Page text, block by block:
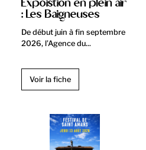
Expoistion en plein air
: Les Baigneuses
De début juin à fin septembre
2026, l’Agence du...
Voir la fiche